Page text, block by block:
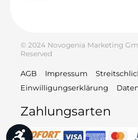
© 2024 Novogenia Marketing
Reserved
AGB Impressum
Einwilligungserklärung
Zahlungsarten
Werkzeugleiste anzeigen